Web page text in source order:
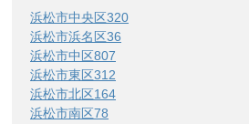
浜松市中央区320
浜松市浜名区36
浜松市中区807
浜松市東区312
浜松市北区164
浜松市南区78